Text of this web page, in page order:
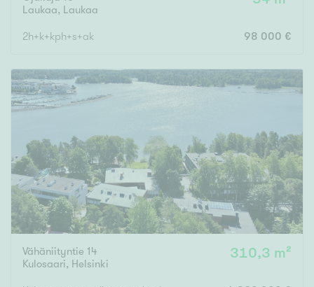
Laukaa, Laukaa
2h+k+kph+s+ak 98 000 €
Vähäniityntie 14
Kulosaari, Helsinki
310,3 m²